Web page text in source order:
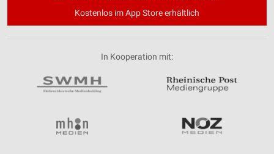
Kostenlos im App Store erhältlich
In Kooperation mit: